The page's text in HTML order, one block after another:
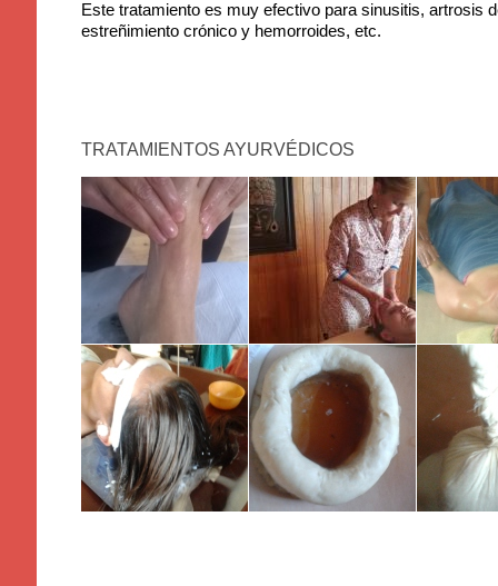
Este tratamiento es muy efectivo para sinusitis, artrosis
estreñimiento crónico y hemorroides, etc.
TRATAMIENTOS AYURVÉDICOS